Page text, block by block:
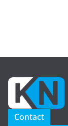
Contact